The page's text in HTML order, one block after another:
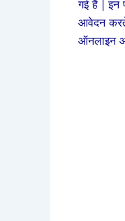
गई है | इन
आवेदन
ऑनलाइन